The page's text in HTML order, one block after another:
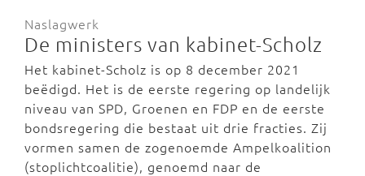
Naslagwerk
De ministers van kabinet-Scholz
Het kabinet-Scholz is op 8 december 2021
beëdigd. Het is de eerste regering op landelijk
niveau van SPD, Groenen en FDP en de eerste
bondsregering die bestaat uit drie fracties. Zij
vormen samen de zogenoemde Ampelkoalition
(stoplichtcoalitie), genoemd naar de